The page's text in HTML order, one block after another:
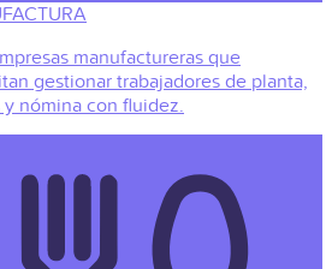
manufactureras que
gestionar trabajadores de planta,
nómina con fluidez.